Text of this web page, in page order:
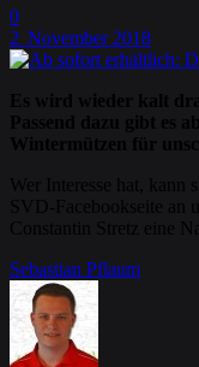
0
2. November 2018
Es wird wieder kalt
Passend dazu gibt es
Wintermützen für
Wer Interesse hat, kann
SVD-Facebookseite an
Constantin Stretz eine
Sebastian Pflaum